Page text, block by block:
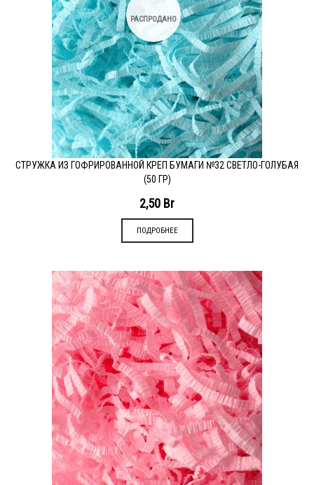
РАСПРОДАНО
СТРУЖКА ИЗ ГОФРИРОВАННОЙ КРЕП БУМАГИ №32 СВЕТЛО-ГОЛУБАЯ
(50 ГР)
2,50 Br
ПОДРОБНЕЕ